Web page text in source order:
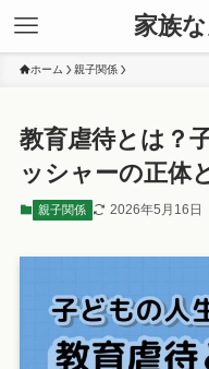
家族
ホーム 親子関係
教育虐待とは？
ッシャーの正体
親子関係 2026年5月16日